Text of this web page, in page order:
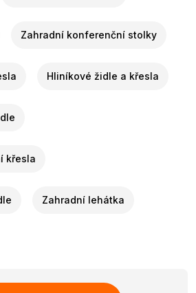
Zahradní konferenční stolky
Hliníkové židle a křesla
křesla
Zahradní lehátka